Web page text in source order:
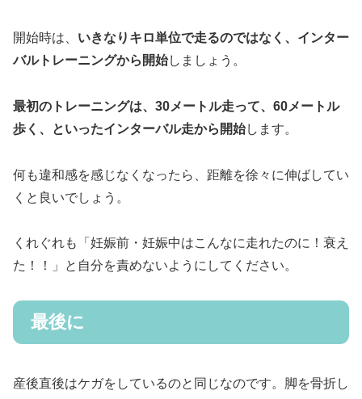
開始時は、 いきなりキロ単位で走るのではなく、インター
バルトレーニングから開始しましょう。
最初のトレーニングは、30メートル走って、60メートル
歩く、といったインターバル走から開始します。
何も違和感を感じなくなったら、距離を徐々に伸ばしてい
くと良いでしょう。
くれぐれも「妊娠前・妊娠中はこんなに走れたのに！衰え
た！！」と自分を責めないようにしてください。
最後に
産後直後はケガをしているのと同じなのです。脚を骨折し